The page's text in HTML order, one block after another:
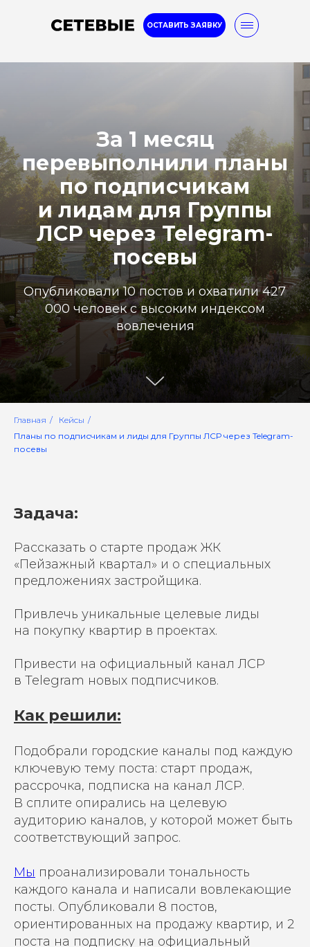
Блог
Кейсы
Услуги
ОСТАВИТЬ ЗАЯВКУ
За 1 месяц
перевыполнили планы
по подписчикам
и лидам для Группы
ЛСР через Telegram-
посевы
Опубликовали 10 постов и охватили 427
000 человек с высоким индексом
вовлечения
Главная / Кейсы /
Планы по подписчикам и лиды для Группы ЛСР через Telegram-
посевы
Задача:
Рассказать о старте продаж ЖК
«Пейзажный квартал» и о специальных
предложениях застройщика.
Привлечь уникальные целевые лиды
на покупку квартир в проектах.
Привести на официальный канал ЛСР
в Telegram новых подписчиков.
Как решили:
Подобрали городские каналы под каждую
ключевую тему поста: старт продаж,
рассрочка, подписка на канал ЛСР.
В сплите опирались на целевую
аудиторию каналов, у которой может быть
соответствующий запрос.
Мы проанализировали тональность
каждого канала и написали вовлекающие
посты. Опубликовали 8 постов,
ориентированных на продажу квартир, и 2
поста на подписку на официальный